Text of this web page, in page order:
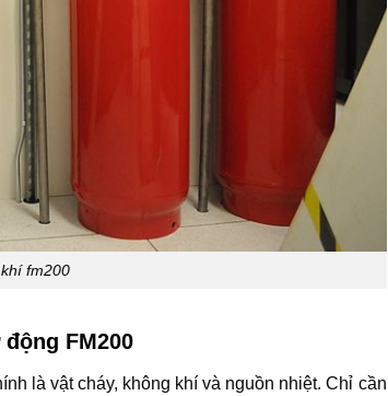
fm200
FM200
là vật cháy, không khí và nguồn nhiệt. Chỉ cần